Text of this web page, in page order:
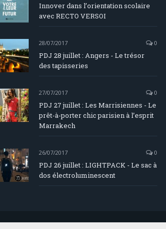
Innover dans l’orientation scolaire
avec RECTO VERSOI
28/07/2017 0
PDJ 28 juillet : Angers - Le trésor
des tapisseries
27/07/2017 0
PDJ 27 juillet : Les Marrisiennes - Le
prêt-à-porter chic parisien à l’esprit
Marrakech
26/07/2017 0
PDJ 26 juillet : LIGHTPACK - Le sac à
dos électroluminescent